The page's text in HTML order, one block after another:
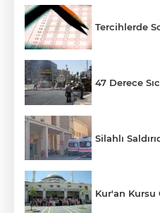
Tercihlerde
47 Derece
Silahlı
Kur'an